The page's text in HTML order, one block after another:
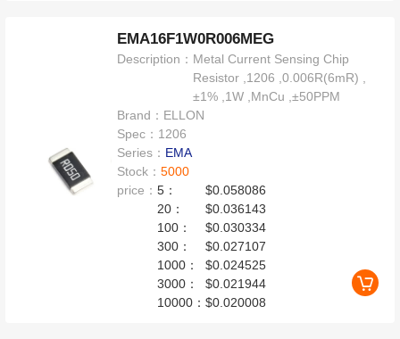
EMA16F1W0R006MEG
Description： Metal Current Sensing Chip
Resistor ,1206 ,0.006R(6mR) ,
±1% ,1W ,MnCu ,±50PPM
Brand： ELLON
Spec： 1206
Series： EMA
Stock：5000
price：5：
$0.058086
20：
$0.036143
100：
$0.030334
300：
$0.027107
1000：
$0.024525
3000：
$0.021944
10000：$0.020008